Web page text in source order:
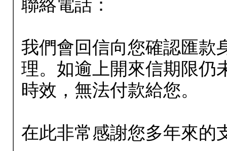
聯絡電話：
我們會回信向您確認匯款
理。如逾上開來信期限仍
時效，無法付款給您。
在此非常感謝您多年來的